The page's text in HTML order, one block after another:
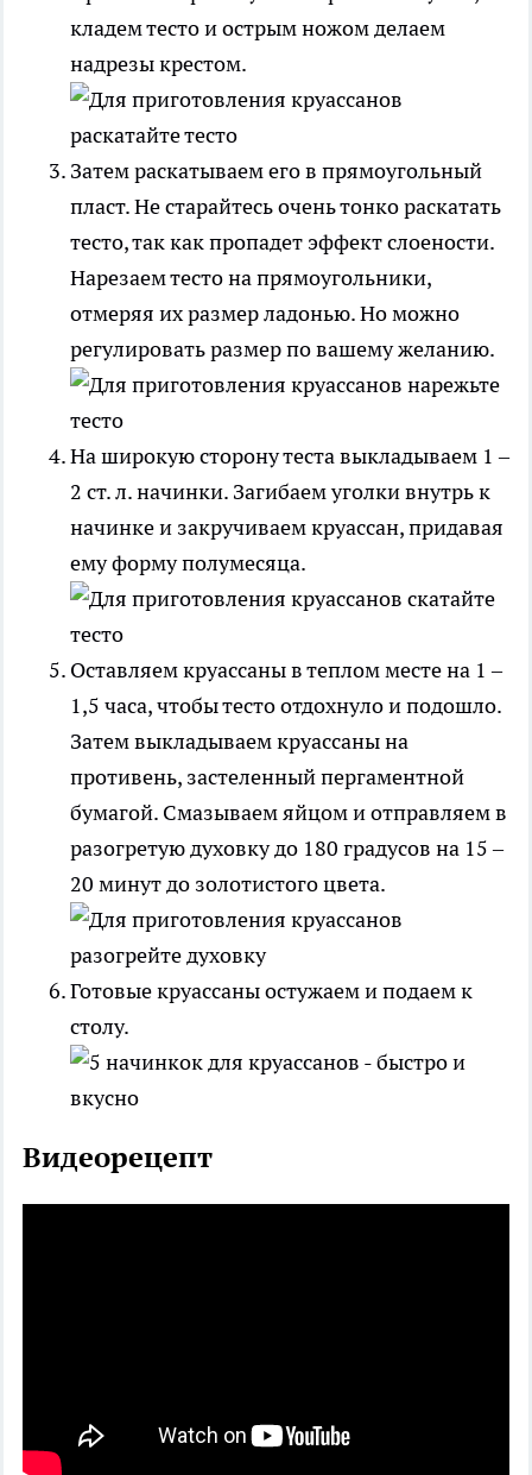
кладем тесто и острым ножом делаем
надрезы крестом.
Затем раскатываем его в прямоугольный
пласт. Не старайтесь очень тонко раскатать
тесто, так как пропадет эффект слоености.
Нарезаем тесто на прямоугольники,
отмеряя их размер ладонью. Но можно
регулировать размер по вашему желанию.
На широкую сторону теста выкладываем 1 –
2 ст. л. начинки. Загибаем уголки внутрь к
начинке и закручиваем круассан, придавая
ему форму полумесяца.
Оставляем круассаны в теплом месте на 1 –
1,5 часа, чтобы тесто отдохнуло и подошло.
Затем выкладываем круассаны на
противень, застеленный пергаментной
бумагой. Смазываем яйцом и отправляем в
разогретую духовку до 180 градусов на 15 –
20 минут до золотистого цвета.
Готовые круассаны остужаем и подаем к
столу.
Видеорецепт